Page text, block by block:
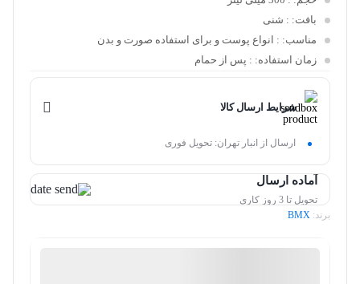
بافت: : شنی
مناسب: : انواع پوست و برای استفاده صورت و بدن
زمان استفاده: : پس از حمام
شرایط ارسال کالا
ارسال از انبار تهران: تحویل فوری
آماده ارسال
تحویل تا 3 روز کاری
برند: BMX